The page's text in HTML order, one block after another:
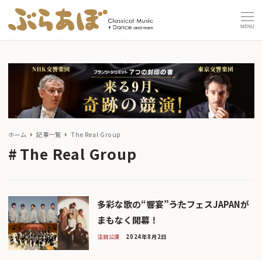
MENU
ホーム 記事一覧 The Real Group
The Real Group
多彩な歌の“響宴”――うたフェスJAPANが
まもなく開幕！
注目公演 2024年8月2日